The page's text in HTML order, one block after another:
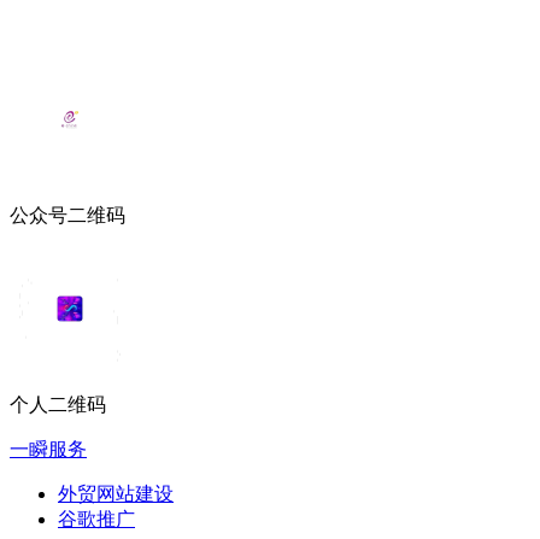
公众号二维码
个人二维码
一瞬服务
外贸网站建设
谷歌推广